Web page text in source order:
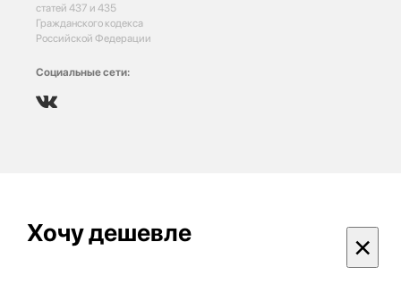
статей 437 и 435
Гражданского кодекса
Российской Федерации
Социальные сети:
Хочу дешевле ×